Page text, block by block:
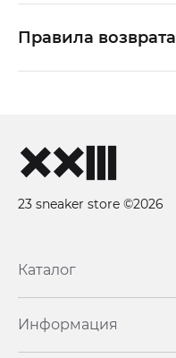
Правила возврата
23 sneaker store ©2026
Каталог
Информация